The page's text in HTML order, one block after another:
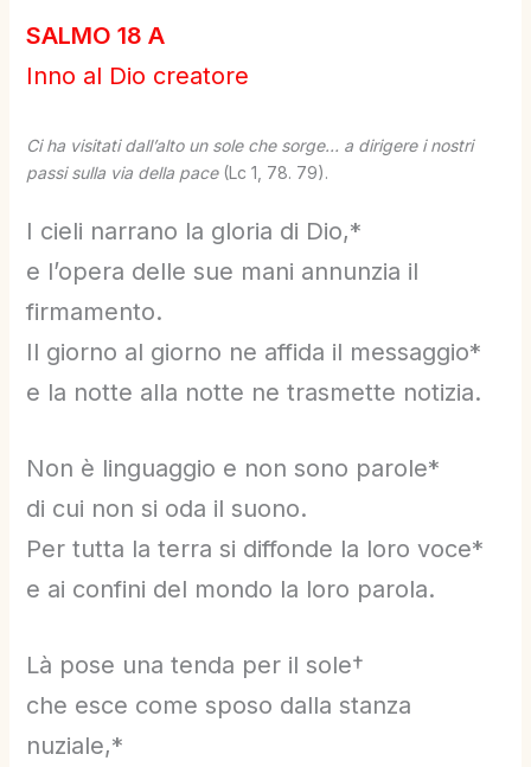
SALMO 18 A
Inno al Dio creatore
Ci ha visitati dall’alto un sole che sorge… a dirigere i nostri
passi sulla via della pace (Lc 1, 78. 79).
I cieli narrano la gloria di Dio,*
e l’opera delle sue mani annunzia il
firmamento.
Il giorno al giorno ne affida il messaggio*
e la notte alla notte ne trasmette notizia.
Non è linguaggio e non sono parole*
di cui non si oda il suono.
Per tutta la terra si diffonde la loro voce*
e ai confini del mondo la loro parola.
Là pose una tenda per il sole†
che esce come sposo dalla stanza
nuziale,*